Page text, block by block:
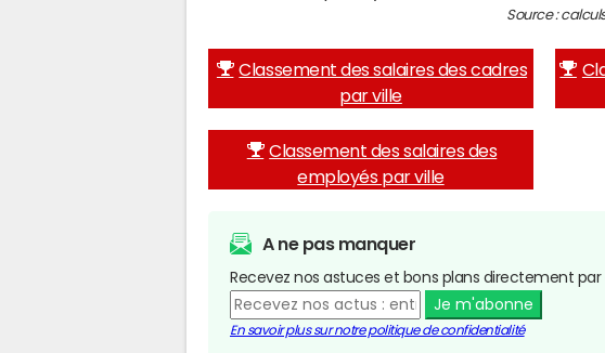
Source :
Classement des salaires des cadres
par ville
Classement des salaires des
employés par ville
A ne pas manquer
Recevez nos astuces et bons plans directement
Je m'abonne
En savoir plus sur notre politique de confidentialité